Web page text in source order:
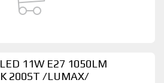
11W E27 1050LM
200ST /LUMAX/